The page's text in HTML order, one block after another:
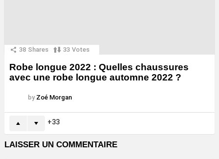
38 Shares 33 Votes
Robe longue 2022 : Quelles chaussures
avec une robe longue automne 2022 ?
by Zoé Morgan
33
LAISSER UN COMMENTAIRE